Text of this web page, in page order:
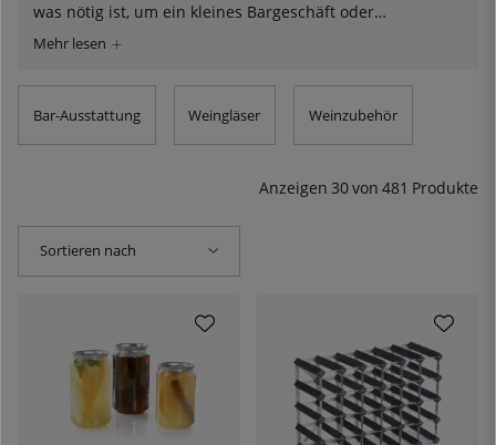
was nötig ist, um ein kleines Bargeschäft oder
Weinproben im Wohnzimmer zu führen. Eigentlich ist es
Cocktails oder erfrischende Sangrias zubereiten oder
perfekt temperierten Wein servieren möchten. Bei
KitchenLab finden Sie eine große Auswahl an
Ausstattung und Zubehör rund um die Bar und den
Weinventile oder komplette Cocktail-Kits für diejenigen,
die loslegen möchten. Hier werden Sie fündig.
Bar-Ausstattung Weingläser Weinzubehör
Anzeigen 30von 481 Produkte
Sortieren nach